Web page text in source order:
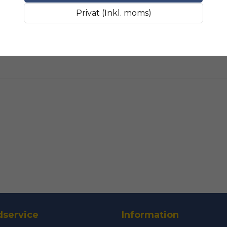
Fråga oss något om
Namn
SLIPMATERIAL Smala
Privat (Inkl. moms)
Information